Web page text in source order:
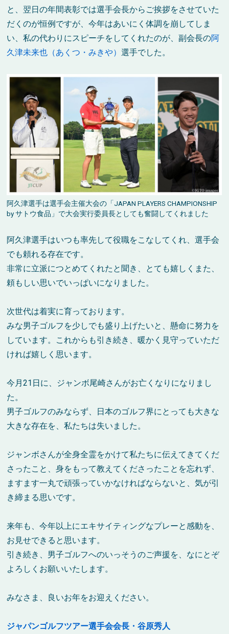
と、翌日の年間表彰では選手会長からご挨拶をさせていた
だくのが恒例ですが、今年はあいにく体調を崩してしま
い、私の代わりにスピーチをしてくれたのが、副会長の阿
久津未来也（あくつ・みきや）選手でした。
阿久津選手は選手会主催大会の「JAPAN PLAYERS CHAMPIONSHIP
by サトウ食品」で大会実行委員長としても奮闘してくれました
阿久津選手はいつも率先して役職をこなしてくれ、選手会
でも頼れる存在です。
非常に立派につとめてくれたと聞き、とても嬉しくまた、
頼もしい思いでいっぱいになりました。
次世代は着実に育っております。
みな男子ゴルフを少しでも盛り上げたいと、懸命に努力を
しています。これからも引き続き、暖かく見守っていただ
ければ嬉しく思います。
今月21日に、ジャンボ尾崎さんがお亡くなりになりまし
た。
男子ゴルフのみならず、日本のゴルフ界にとっても大きな
大きな存在を、私たちは失いました。
ジャンボさんが全身全霊をかけて私たちに伝えてきてくだ
さったこと、身をもって教えてくださったことを忘れず、
ますます一丸で頑張っていかなければならないと、気が引
き締まる思いです。
来年も、今年以上にエキサイティングなプレーと感動を、
お見せできると思います。
引き続き、男子ゴルフへのいっそうのご声援を、なにとぞ
よろしくお願いいたします。
みなさま、良いお年をお迎えください。
ジャパンゴルフツアー選手会会長・谷原秀人